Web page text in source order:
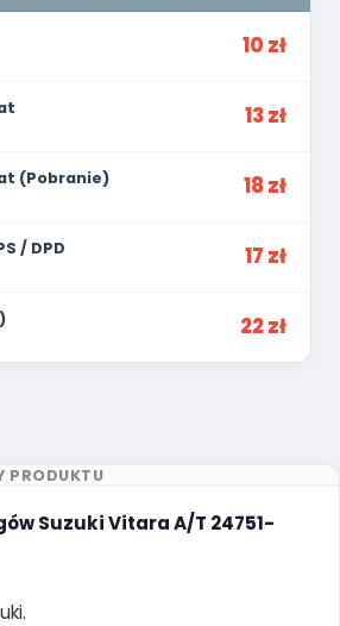
10 zł
13 zł
(Pobranie) 18 zł
/ DPD 17 zł
22 zł
PRODUKTU
Suzuki Vitara A/T 24751-